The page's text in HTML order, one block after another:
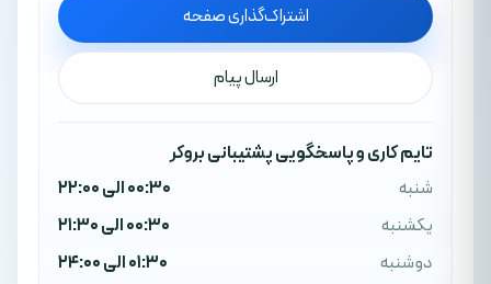
اشتراک‌گذاری صفحه
ارسال پیام
تایم کاری و پاسخگویی پشتیبانی بروکر
شنبه
00:30 الی 22:00
یکشنبه
00:30 الی 21:30
دوشنبه
01:30 الی 24:00